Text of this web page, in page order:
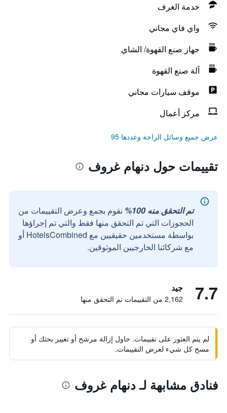
خدمة الغرف
واي فاي مجاني
جهاز صنع القهوة/ الشاي
آلة صنع القهوة
موقف سيارات مجاني
مركز أعمال
عرض جميع وسائل الراحة وعددها 95
تقييمات حول دنهام غروف
تم التحقق منه 100%
نقوم بجمع وعرض التقييمات من
الحجوزات التي تم التحقق منها فقط والتي تم إجراؤها
بواسطة مستخدمين حقيقيين مع HotelsCombined أو
مع شركائنا الخارجيين الموثوقين.
7.7 جيد
2,162 من التقييمات تم التحقق منها
لم يتم العثور على تقييمات. حاول إزالة مرشح أو تغيير بحثك أو
مسح كل شيء لعرض التقييمات.
فنادق مشابهة لـ دنهام غروف